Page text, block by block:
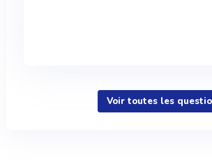
Voir toutes les